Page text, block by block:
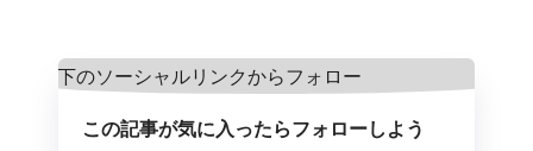
この記事が気に入ったらフォローしよう